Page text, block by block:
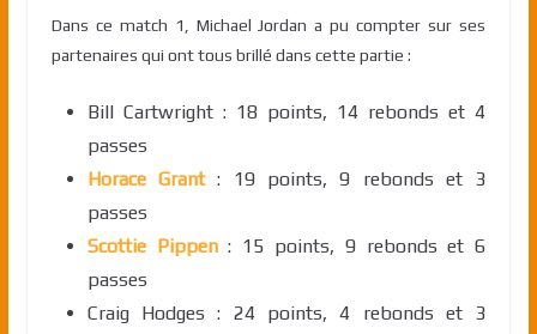
Dans ce match 1, Michael Jordan a pu compter sur ses
partenaires qui ont tous brillé dans cette partie :
Bill Cartwright : 18 points, 14 rebonds et 4
passes
Horace Grant: 19 points, 9 rebonds et 3
passes
Scottie Pippen: 15 points, 9 rebonds et 6
passes
Craig Hodges : 24 points, 4 rebonds et 3